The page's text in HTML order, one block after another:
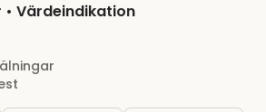
• Värdeindikation